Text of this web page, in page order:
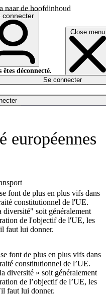
naar de hoofdinhoud
Close menu
connecter
êtes déconnecté.
Se connecter
européennes
font de plus en plus vifs dans
constitutionnel de l'UE.
soit généralement
de l'objectif de l'UE, les
faut lui donner.
font de plus en plus vifs dans
constitutionnel de l’UE.
diversité » soit généralement
de l’objectif de l’UE, les
faut lui donner.